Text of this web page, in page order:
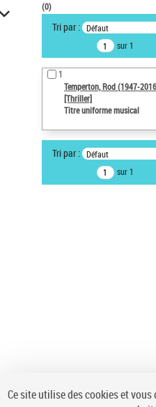
VOTRE RECHERCHE
Recherche avancée dans les
notices d’autorité
Œuvres liées à l'auteur :
Temperton, Rod (1947-
Type de notice d'autorité
Type de notice d'autorité
(0)
Tri par : Défaut
sur 1
1
Temperton, Rod (1947-
[Thriller]
Titre uniforme musical
Tri par : Défaut
sur 1
Ce site utilise des cookies et